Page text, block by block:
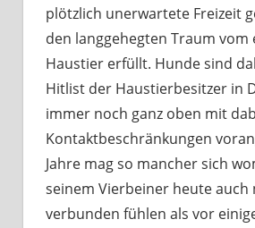
plötzlich unerwartete Freizeit
den langgehegten Traum vom
Haustier erfüllt. Hunde sind
Hitlist der Haustierbesitzer in
immer noch ganz oben mit
Kontaktbeschränkungen
Jahre mag so mancher sich
seinem Vierbeiner heute auch
verbunden fühlen als vor